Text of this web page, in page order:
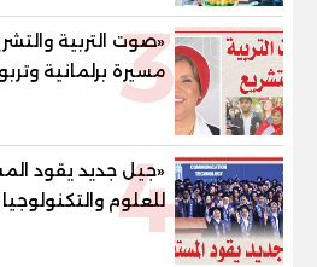
3
«صوت التربية
مسيرة برلمانية
القوانين وصناعة
4
«جيل جديد يقود
للعلوم
ملحمة تخرج وتصنع